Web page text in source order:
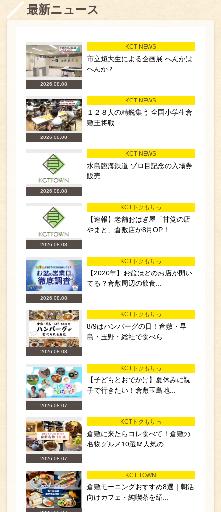
最新ニュース
2026.08.08
KCT NEWS
市立短大生による企画展 へんかは
へんか？
2026.08.08
KCT NEWS
１２８人の精鋭集う 全国小学生倉
敷王将戦
2026.08.08
KCT NEWS
水島臨海鉄道 ゾロ目記念の入場券
販売
2026.08.08
KCTトクもりっ
【速報】老舗おはぎ屋「甘党の店
やまと」倉敷店が8月OP！
2026.08.08
KCTトクもりっ
【2026年】お盆はどのお店が開い
てる？倉敷周辺の飲食...
2026.08.08
KCTトクもりっ
8/9はハンバーグの日！倉敷・早
島・玉野・総社で食べら...
2026.08.07
KCTトクもりっ
【子どもとおでかけ】夏休みに親
子で行きたい！倉敷玉島地...
2026.08.07
KCTトクもりっ
倉敷に来たらコレ食べて！倉敷の
名物グルメ10選🥢人気の...
KCT TOWN
倉敷モーニングおすすめ8選｜朝活
向けカフェ・純喫茶を紹...